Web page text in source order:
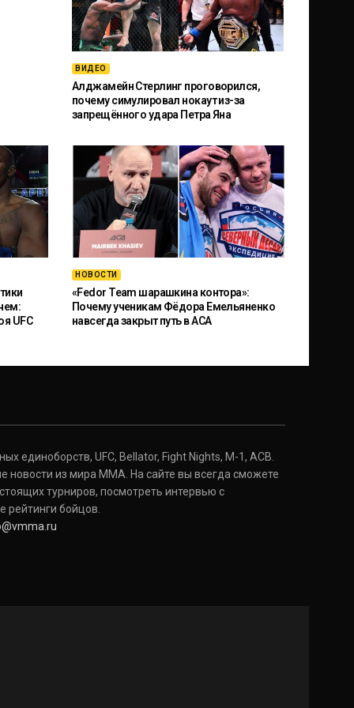
ВИДЕО
Алджамейн Стерлинг проговорился,
почему симулировал нокаут из-за
запрещённого удара Петра Яна
UFC
НОВОСТИ
«Fedor Team шарашкина контора»:
Почему ученикам Фёдора Емельяненко
навсегда закрыт путь в ACA
единоборств, UFC, Bellator, Fight Nights, M-1, ACB.
новости из мира ММА. На сайте вы всегда сможете
турниров, посмотреть интервью с
бойцов.